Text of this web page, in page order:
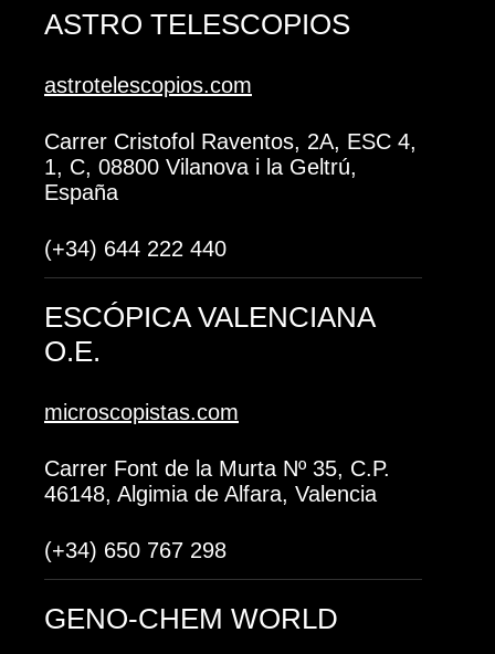
ASTRO TELESCOPIOS
astrotelescopios.com
Carrer Cristofol Raventos, 2A, ESC 4,
1, C, 08800 Vilanova i la Geltrú,
España
(+34) 644 222 440
ESCÓPICA VALENCIANA
O.E.
microscopistas.com
Carrer Font de la Murta Nº 35, C.P.
46148, Algimia de Alfara, Valencia
(+34) 650 767 298
GENO-CHEM WORLD